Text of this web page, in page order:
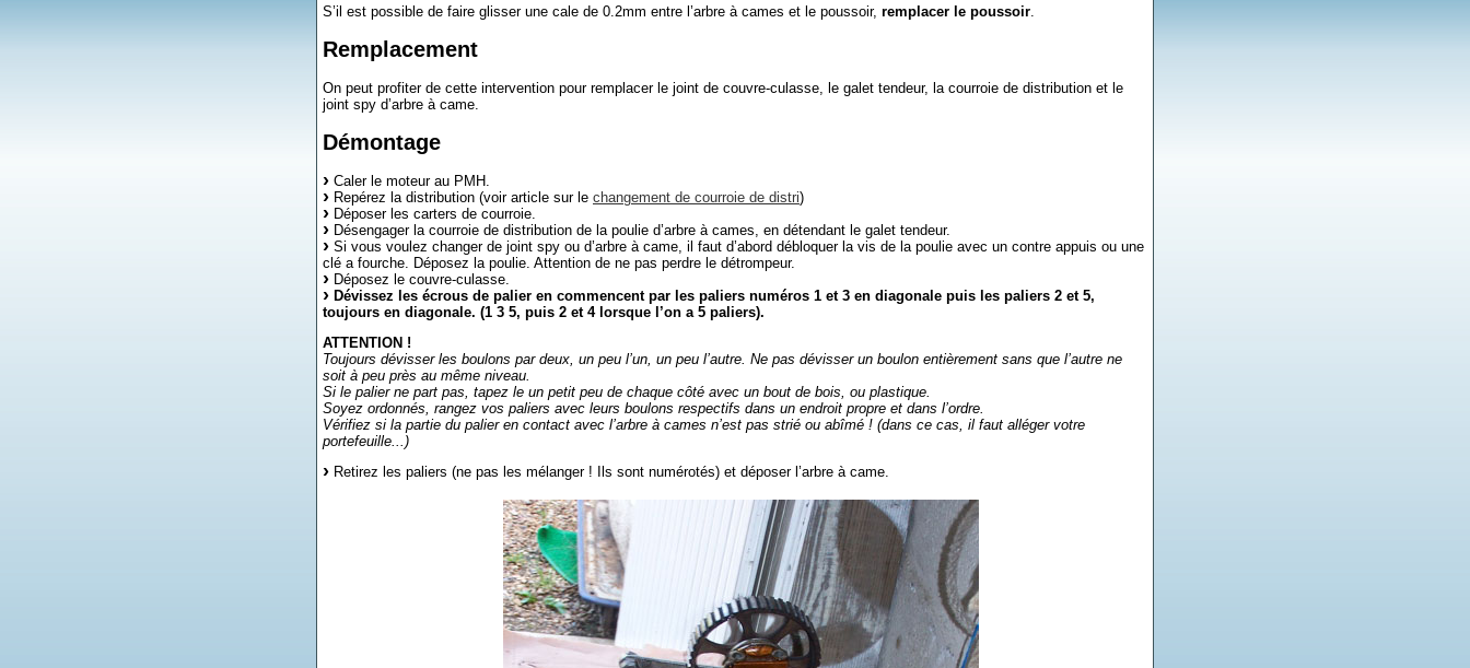
S’il est possible de faire glisser une cale de 0.2mm entre l’arbre à cames et le poussoir, remplacer le poussoir
Remplacement
On peut profiter de cette intervention pour remplacer le joint de couvre-culasse, le galet tendeur, la courroie de distribution et le
joint spy d’arbre à came.
Démontage
Caler le moteur au PMH.
Repérez la distribution (voir article sur le changement de courroie de distri)
Déposer les carters de courroie.
Désengager la courroie de distribution de la poulie d’arbre à cames, en détendant le galet tendeur.
Si vous voulez changer de joint spy ou d’arbre à came, il faut d’abord débloquer la vis de la poulie avec un contre appuis ou une
clé a fourche. Déposez la poulie. Attention de ne pas perdre le détrompeur.
Déposez le couvre-culasse.
Dévissez les écrous de palier en commencent par les paliers numéros 1 et 3 en diagonale puis les paliers 2 et 5,
toujours en diagonale. (1 3 5, puis 2 et 4 lorsque l’on a 5 paliers).
ATTENTION !
Toujours dévisser les boulons par deux, un peu l’un, un peu l’autre. Ne pas dévisser un boulon entièrement sans que l’autre ne
soit à peu près au même niveau.
Si le palier ne part pas, tapez le un petit peu de chaque côté avec un bout de bois, ou plastique.
Soyez ordonnés, rangez vos paliers avec leurs boulons respectifs dans un endroit propre et dans l’ordre.
Vérifiez si la partie du palier en contact avec l’arbre à cames n’est pas strié ou abîmé ! (dans ce cas, il faut alléger votre
portefeuille...)
Retirez les paliers (ne pas les mélanger ! Ils sont numérotés) et déposer l’arbre à came.